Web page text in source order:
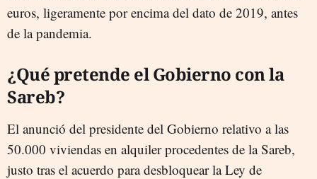
euros, ligeramente por encima del dato de 2019, antes
de la pandemia.
¿Qué pretende el Gobierno con la
Sareb?
El anunció del presidente del Gobierno relativo a las
50.000 viviendas en alquiler procedentes de la Sareb,
justo tras el acuerdo para desbloquear la Ley de